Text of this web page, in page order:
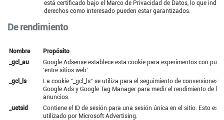
De rendimiento
está certificado bajo el Marco de Privacidad de Datos, lo que
derechos como interesado pueden estar garantizados.
Nombre
Propósito
_gcl_au
Google Adsense establece esta cookie para experimentos con
'entre sitios web'.
_gcl_ls
La cookie “_gcl_ls” se utiliza para el seguimiento de conversiones
Google Ads y Google Tag Manager para medir el rendimiento de los
anuncios.
_uetsid
Contiene el ID de sesión para una sesión única en el sitio. Esto es
utilizado por Microsoft Advertising.